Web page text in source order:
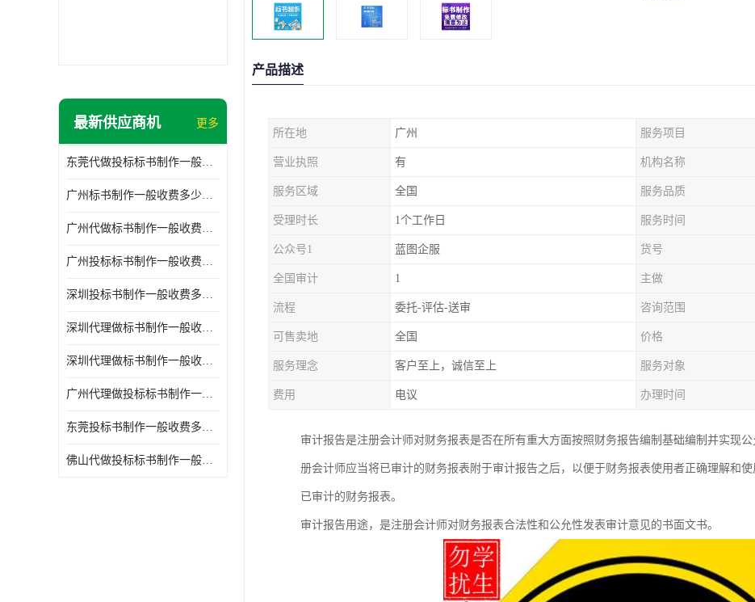
最新供应商机 更多
东莞代做投标标书制作一般收费多少钱 服务好
广州标书制作一般收费多少钱 周期快
广州代做标书制作一般收费多少钱 经验丰富
广州投标标书制作一般收费多少钱 一对一服务
深圳投标书制作一般收费多少钱 代写各类工程
深圳代理做标书制作一般收费多少钱 满足客户需求
深圳代理做标书制作一般收费多少钱 诚信合作
广州代理做投标标书制作一般收费多少钱 满足客户需求
东莞投标书制作一般收费多少钱 服务好
佛山代做投标标书制作一般收费多少钱 经验丰富
产品描述
所在地 广州 服务项目
营业执照 有 机构名称
服务区域 全国 服务品质
受理时长 1个工作日 服务时间
公众号1 蓝图企服 货号
全国审计 1 主做
流程 委托-评估-送审 咨询范围
可售卖地 全国 价格
服务理念 客户至上，诚信至上 服务对象
费用 电议 办理时间
审计报告是注册会计师对财务报表是否在所有重大方面按照财务报告编制基础编制并实现
册会计师应当将已审计的财务报表附于审计报告之后，以便于财务报表使用者正确理解和
已审计的财务报表。
审计报告用途，是注册会计师对财务报表合法性和公允性发表审计意见的书面文书。